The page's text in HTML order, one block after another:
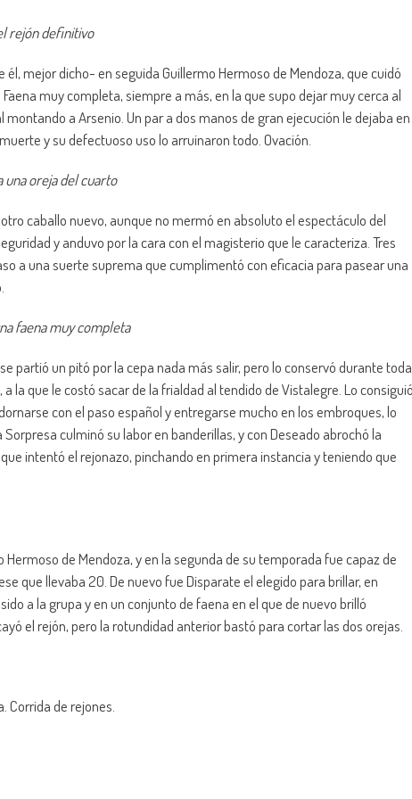
rejón definitivo
mejor dicho- en seguida Guillermo Hermoso de Mendoza, que cuidó
muy completa, siempre a más, en la que supo dejar muy cerca al
a Arsenio. Un par a dos manos de gran ejecución le dejaba en
y su defectuoso uso lo arruinaron todo. Ovación.
una oreja del cuarto
caballo nuevo, aunque no mermó en absoluto el espectáculo del
y anduvo por la cara con el magisterio que le caracteriza. Tres
a una suerte suprema que cumplimentó con eficacia para pasear una
faena muy completa
partió un pitó por la cepa nada más salir, pero lo conservó durante toda
la que le costó sacar de la frialdad al tendido de Vistalegre. Lo
con el paso español y entregarse mucho en los embroques, lo
culminó su labor en banderillas, y con Deseado abrochó la
intentó el rejonazo, pinchando en primera instancia y teniendo que
de Mendoza, y en la segunda de su temporada fue capaz de
que llevaba 20. De nuevo fue Disparate el elegido para brillar, en
a la grupa y en un conjunto de faena en el que de nuevo brilló
el rejón, pero la rotundidad anterior bastó para cortar las dos orejas.
Corrida de rejones.